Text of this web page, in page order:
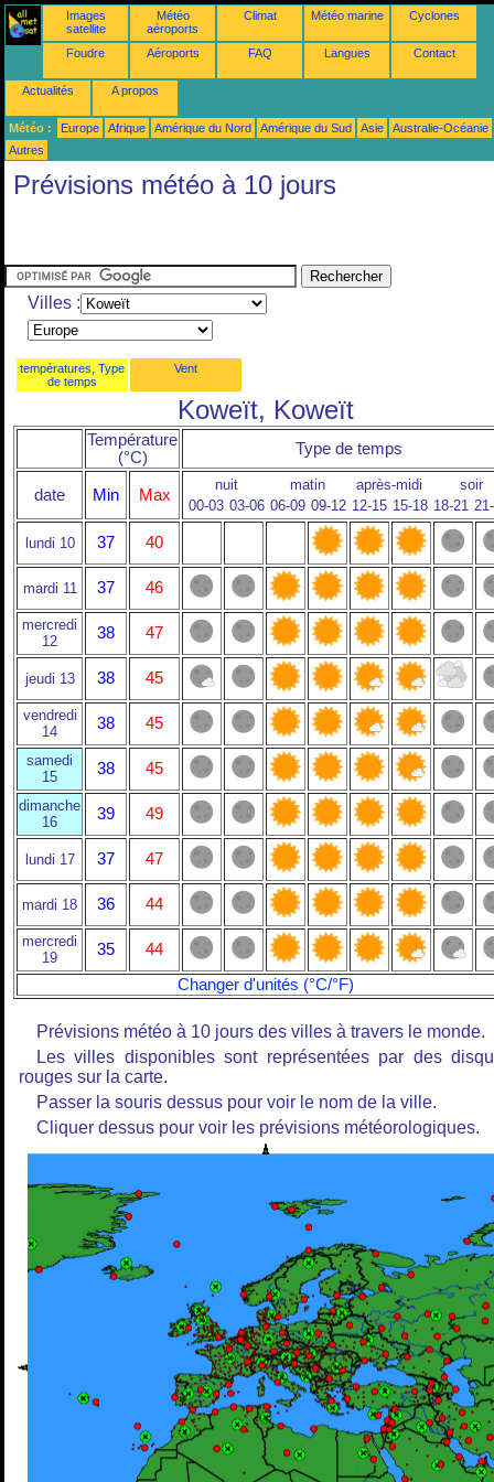
Images
satellite
Météo
aéroports
Climat Météo marine Cyclones
Foudre Aéroports FAQ Langues Contact
Actualités A propos
Météo : Europe Afrique Amérique du Nord Amérique du Sud Asie
Australie-Océanie
Autres
Prévisions météo à 10 jours
Villes :
températures, Type
de temps
Vent
Koweït, Koweït
Température
(°C)
Type de temps
date Min Max
nuit matin après-midi
soir
00-03 03-06 06-09 09-12 12-15 15-18 18-21
lundi 10 37 40
mardi 11 37 46
mercredi
12
38 47
jeudi 13 38 45
vendredi
14
38 45
samedi
15
38 45
dimanche
16
39 49
lundi 17 37 47
mardi 18 36 44
mercredi
19
35
44
Changer d'unités (°C/°F)
Prévisions météo à 10 jours des villes à travers le monde.
Les villes disponibles sont représentées par des
rouges sur la carte.
Passer la souris dessus pour voir le nom de la ville.
Cliquer dessus pour voir les prévisions météorologiques.